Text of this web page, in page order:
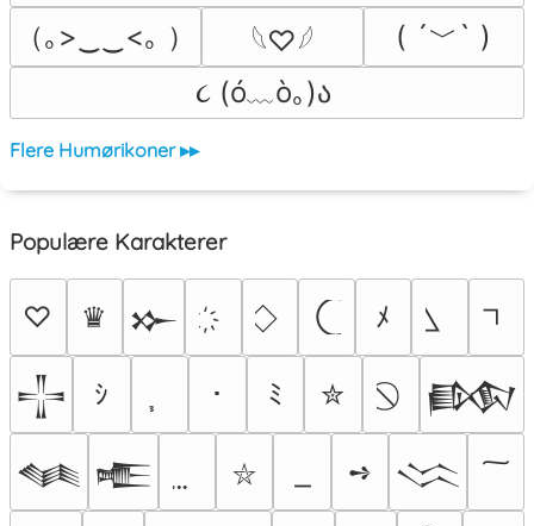
（｡>‿‿<｡ ）
𓆩♡𓆪
( ´﹀` )
૮ (ó﹏ò｡)ა
Flere Humørikoner ▸▸
Populære Karakterer
♡ ♛ 𒁍 ﾒ
𒋲 ｼ ･ ﾐ ✮ 𒁃
𒈝 𒍫 ⛥ ➺ 𒈱